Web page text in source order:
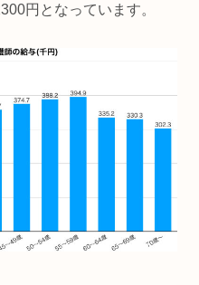
円となっています。